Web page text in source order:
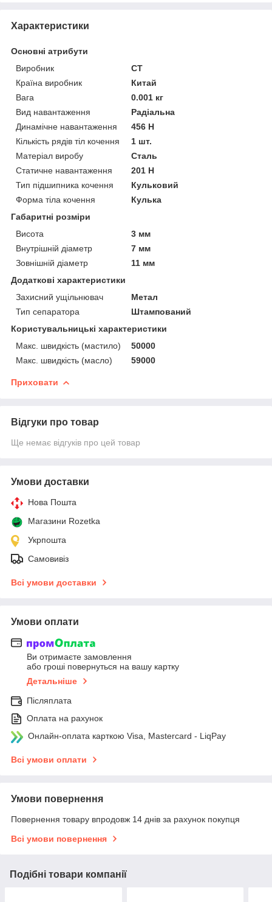
Характеристики
Основні атрибути
Виробник
CT
Країна виробник
Китай
Вага
0.001 кг
Вид навантаження
Радіальна
Динамічне навантаження
456 Н
Кількість рядів тіл кочення
1 шт.
Матеріал виробу
Сталь
Статичне навантаження
201 Н
Тип підшипника кочення
Кульковий
Форма тіла кочення
Кулька
Габаритні розміри
Висота
3 мм
Внутрішній діаметр
7 мм
Зовнішній діаметр
11 мм
Додаткові характеристики
Захисний ущільнювач
Метал
Тип сепаратора
Штампований
Користувальницькі характеристики
Макс. швидкість (мастило)
50000
Макс. швидкість (масло)
59000
Приховати
Відгуки про товар
Ще немає відгуків про цей товар
Умови доставки
Нова Пошта
Магазини Rozetka
Укрпошта
Самовивіз
Всі умови доставки
Умови оплати
Ви отримаєте замовлення
або гроші повернуться на вашу картку
Детальніше
Післяплата
Оплата на рахунок
Онлайн-оплата карткою Visa, Mastercard - LiqPay
Всі умови оплати
Умови повернення
Повернення товару впродовж 14 днів за рахунок покупця
Всі умови повернення
Подібні товари компанії